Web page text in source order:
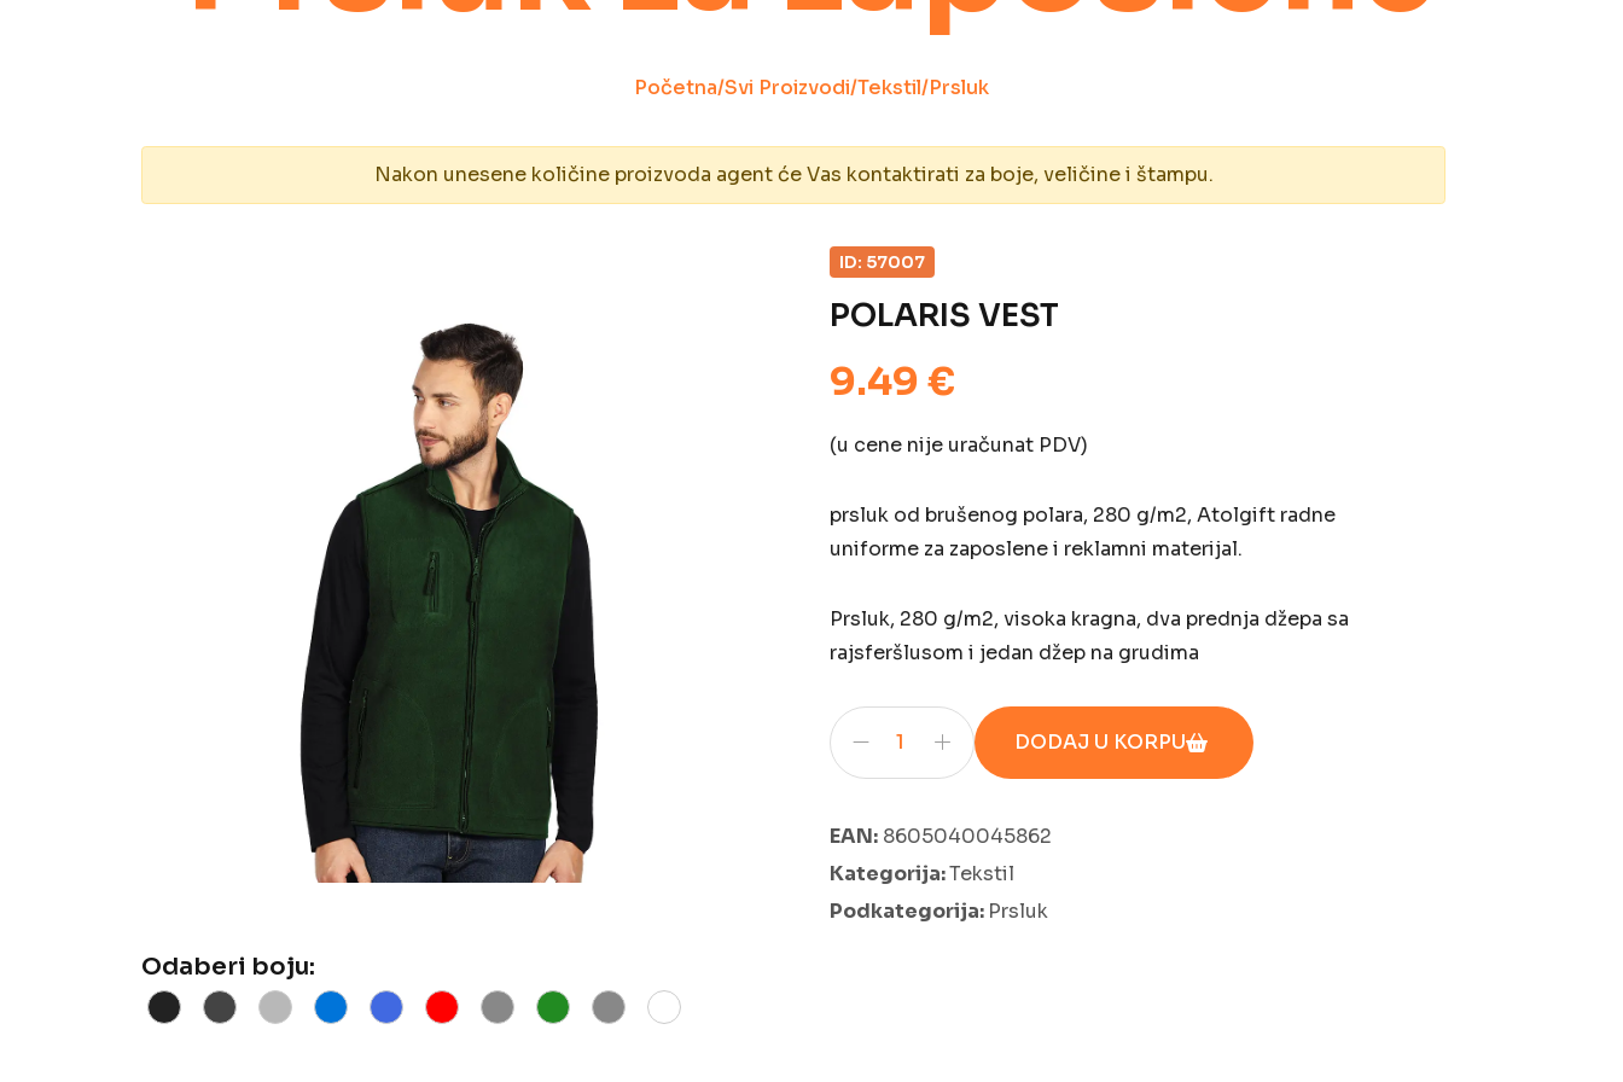
Početna/Svi Proizvodi/Tekstil/Prsluk
Nakon unesene količine proizvoda agent će Vas kontaktirati za boje, veličine i štampu.
ID: 57007
POLARIS VEST
9.49 €
(u cene nije uračunat PDV)
prsluk od brušenog polara, 280 g/m2, Atolgift radne
uniforme za zaposlene i reklamni materijal.
Prsluk, 280 g/m2, visoka kragna, dva prednja džepa sa
rajsferšlusom i jedan džep na grudima
DODAJ U KORPU
EAN: 8605040045862
Kategorija:Tekstil
Podkategorija: Prsluk
Odaberi boju: